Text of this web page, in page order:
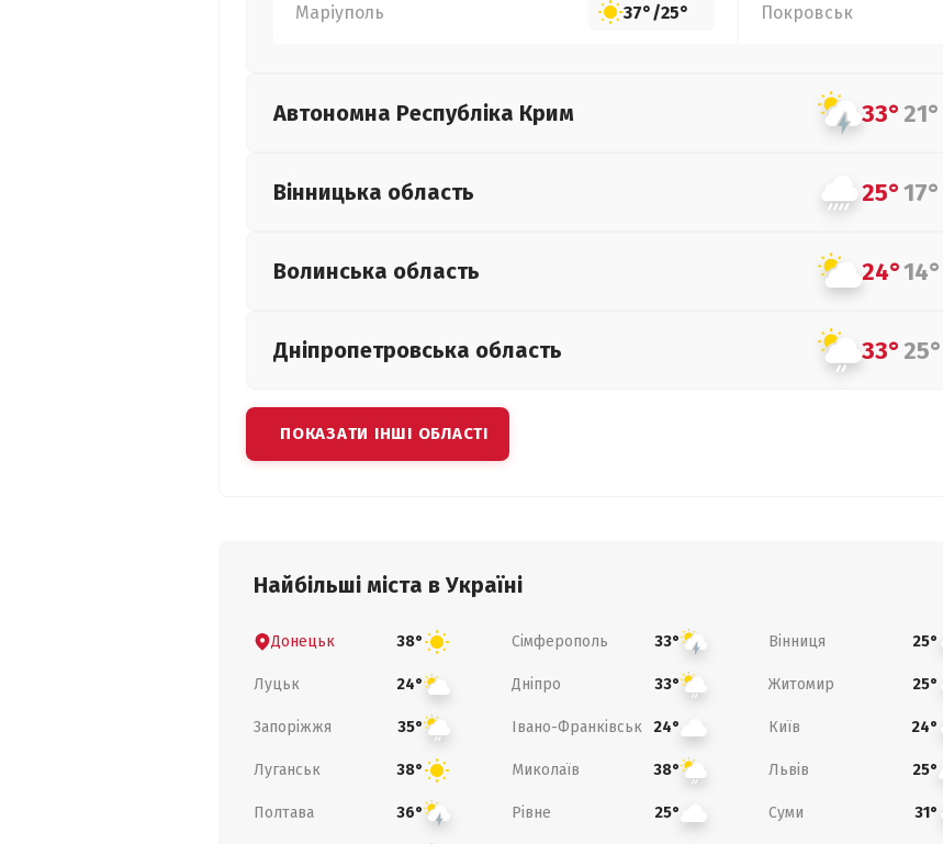
Маріуполь 37°/25° Покровськ
Автономна Республіка Крим 33°21°
Вінницька область 25°17°
Волинська область 24°14°
Дніпропетровська область 33°25°
ПОКАЗАТИ ІНШІ ОБЛАСТІ
Найбільші міста в Україні
Донецьк 38° Сімферополь 33° Вінниця 25°
Луцьк 24° Дніпро 33° Житомир 25°
Запоріжжя 35° Івано-Франківськ 24° Київ 24°
Луганськ 38° Миколаїв 38° Львів 25°
Полтава 36° Рівне 25° Суми 31°